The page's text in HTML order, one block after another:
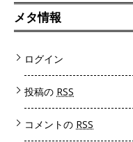
メタ情報
ログイン
投稿の RSS
コメントの RSS